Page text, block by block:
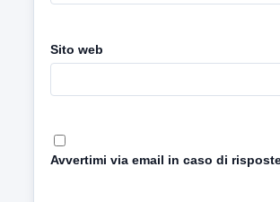
Sito web
Avvertimi via email in caso di